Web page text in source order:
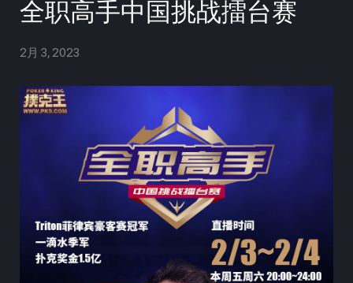
全职高手中国挑战擂台赛
2月 3, 2023